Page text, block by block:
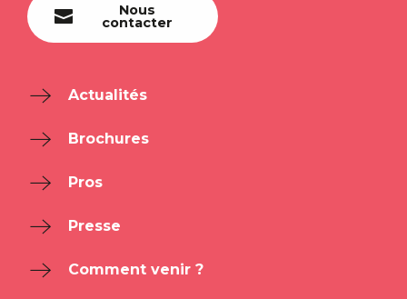
Nous
contacter
Actualités
Brochures
Pros
Presse
Comment venir ?